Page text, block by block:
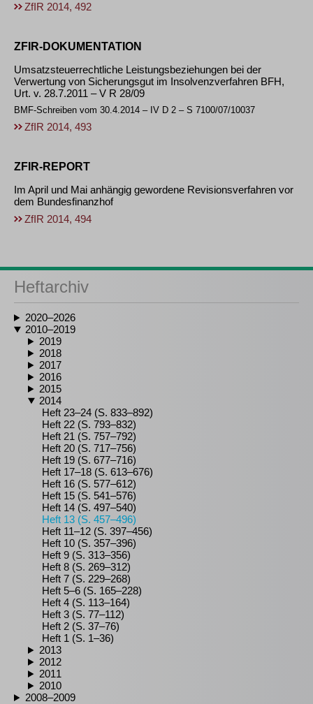
ZfIR 2014, 492
ZFIR-DOKUMENTATION
Umsatzsteuerrechtliche Leistungsbeziehungen bei der
Verwertung von Sicherungsgut im Insolvenzverfahren BFH,
Urt. v. 28.7.2011 – V R 28/09
BMF-Schreiben vom 30.4.2014 – IV D 2 – S 7100/07/10037
ZfIR 2014, 493
ZFIR-REPORT
Im April und Mai anhängig gewordene Revisionsverfahren vor
dem Bundesfinanzhof
ZfIR 2014, 494
Heftarchiv
2020–2026
2010–2019
2019
2018
2017
2016
2015
2014
Heft 23–24 (S. 833–892)
Heft 22 (S. 793–832)
Heft 21 (S. 757–792)
Heft 20 (S. 717–756)
Heft 19 (S. 677–716)
Heft 17–18 (S. 613–676)
Heft 16 (S. 577–612)
Heft 15 (S. 541–576)
Heft 14 (S. 497–540)
Heft 13 (S. 457–496)
Heft 11–12 (S. 397–456)
Heft 10 (S. 357–396)
Heft 9 (S. 313–356)
Heft 8 (S. 269–312)
Heft 7 (S. 229–268)
Heft 5–6 (S. 165–228)
Heft 4 (S. 113–164)
Heft 3 (S. 77–112)
Heft 2 (S. 37–76)
Heft 1 (S. 1–36)
2013
2012
2011
2010
2008–2009